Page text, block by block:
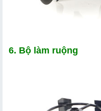
6. Bộ làm ruộng